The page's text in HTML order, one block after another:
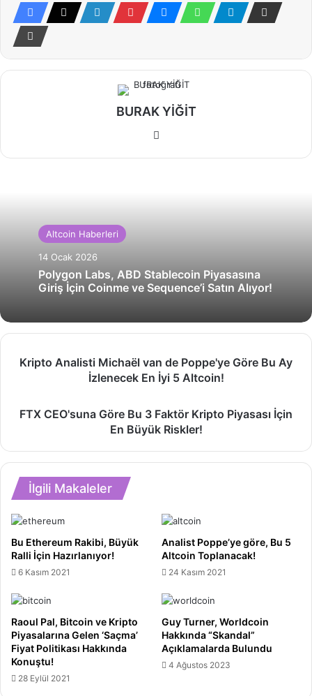
BURAK YİĞİT
Altcoin Haberleri
14 Ocak 2026
Polygon Labs, ABD Stablecoin Piyasasına
Giriş İçin Coinme ve Sequence’i Satın Alıyor!
Analisti
de
İzlenecek
En
İyi
Altcoin!
Kripto Analisti Michaël van de Poppe'ye Göre Bu Ay
İzlenecek En İyi 5 Altcoin!
CEO'suna
Bu
3
Faktör
Kripto
İçin
En
Büyük
Riskler!
FTX CEO'suna Göre Bu 3 Faktör Kripto Piyasası İçin
En Büyük Riskler!
İlgili Makaleler
Bu Ethereum Rakibi, Büyük
Ralli İçin Hazırlanıyor!
6 Kasım 2021
Analist Poppe’ye göre, Bu 5
Altcoin Toplanacak!
24 Kasım 2021
Raoul Pal, Bitcoin ve Kripto
Piyasalarına Gelen ‘Saçma’
Fiyat Politikası Hakkında
Konuştu!
28 Eylül 2021
Guy Turner, Worldcoin
Hakkında “Skandal”
Açıklamalarda Bulundu
4 Ağustos 2023